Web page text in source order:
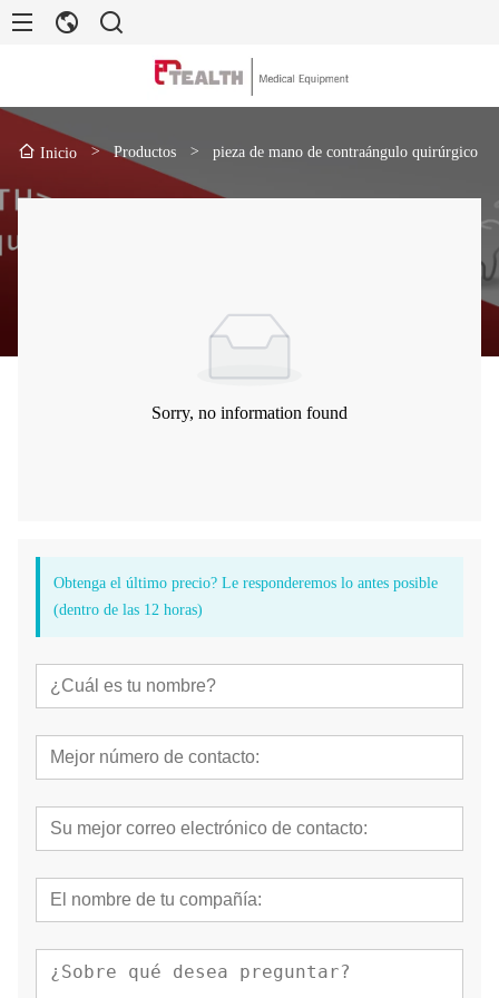
Inicio > Productos > pieza de mano de contraángulo quirúrgico
Sorry, no information found
Obtenga el último precio? Le responderemos lo antes posible
(dentro de las 12 horas)